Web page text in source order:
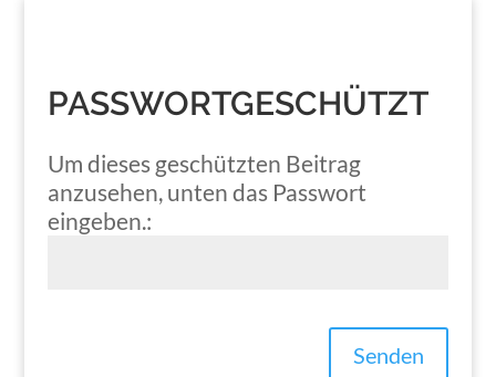
PASSWORTGESCHÜTZT
Um dieses geschützten Beitrag
anzusehen, unten das Passwort
eingeben.:
Senden